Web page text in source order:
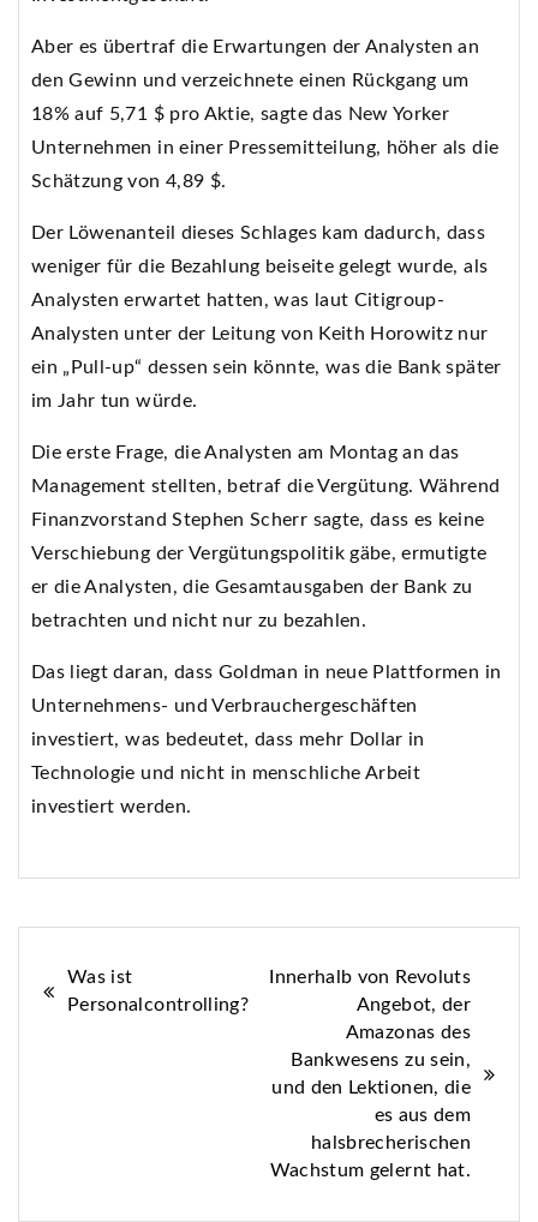
Aber es übertraf die Erwartungen der Analysten an
den Gewinn und verzeichnete einen Rückgang um
18% auf 5,71 $ pro Aktie, sagte das New Yorker
Unternehmen in einer Pressemitteilung, höher als die
Schätzung von 4,89 $.
Der Löwenanteil dieses Schlages kam dadurch, dass
weniger für die Bezahlung beiseite gelegt wurde, als
Analysten erwartet hatten, was laut Citigroup-
Analysten unter der Leitung von Keith Horowitz nur
ein „Pull-up“ dessen sein könnte, was die Bank später
im Jahr tun würde.
Die erste Frage, die Analysten am Montag an das
Management stellten, betraf die Vergütung. Während
Finanzvorstand Stephen Scherr sagte, dass es keine
Verschiebung der Vergütungspolitik gäbe, ermutigte
er die Analysten, die Gesamtausgaben der Bank zu
betrachten und nicht nur zu bezahlen.
Das liegt daran, dass Goldman in neue Plattformen in
Unternehmens- und Verbrauchergeschäften
investiert, was bedeutet, dass mehr Dollar in
Technologie und nicht in menschliche Arbeit
investiert werden.
Beitrags-
Was ist
Personalcontrolling?
Innerhalb von Revoluts
Angebot, der
Amazonas des
Bankwesens zu sein,
und den Lektionen, die
es aus dem
halsbrecherischen
Wachstum gelernt hat.